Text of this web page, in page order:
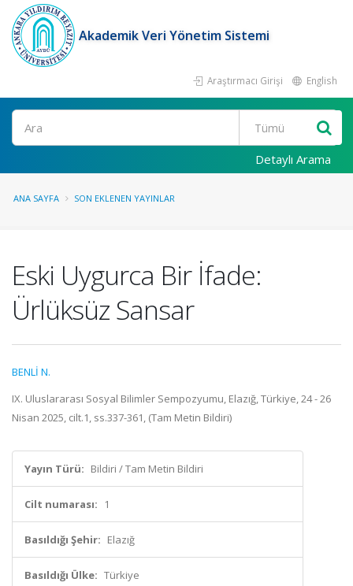
Akademik Veri Yönetim Sistemi
Araştırmacı Girişi English
Ara
Detaylı Arama
ANA SAYFA SON EKLENEN YAYINLAR
Eski Uygurca Bir İfade:
Ürlüksüz Sansar
BENLİ N.
IX. Uluslararası Sosyal Bilimler Sempozyumu, Elazığ, Türkiye, 24 - 26
Nisan 2025, cilt.1, ss.337-361, (Tam Metin Bildiri)
Yayın Türü: Bildiri / Tam Metin Bildiri
Cilt numarası: 1
Basıldığı Şehir: Elazığ
Basıldığı Ülke: Türkiye